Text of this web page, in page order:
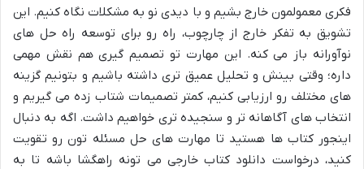
فکری معمولمون خارج بشیم و با دیدی نو به مشکلات نگاه کنیم. این
تشویق به تفکر خارج از چارچوب، راه رو برای توسعه راه حل های
نوآورانه باز می کنه. این مهارت تو تصمیم گیری هم نقش مهمی
داره؛ وقتی بینش و تحلیل عمیق تری داشته باشیم و بتونیم گزینه
های مختلف رو ارزیابی کنیم، کمتر تصمیمات شتاب زده می گیریم و
انتخاب های آگاهانه تر و سنجیده تری خواهیم داشت. اگه به دنبال
اینجور کتاب ها هستید تا مهارت های حل مسئله تون رو تقویت
کنید، درخواست دانلود کتاب خارجی می تونه راهگشا باشه تا به